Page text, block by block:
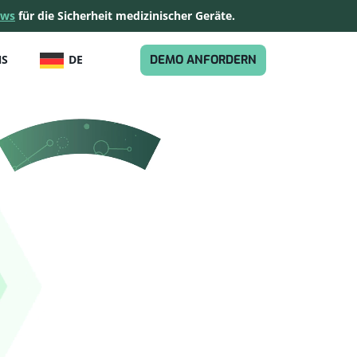
für die Sicherheit medizinischer Geräte.
DE DEMO ANFORDERN